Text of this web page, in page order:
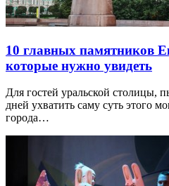
10 главных памятников
которые нужно увидеть
Для гостей уральской столицы,
дней ухватить саму суть этого
города…